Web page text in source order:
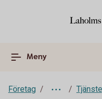
Meny
Företag